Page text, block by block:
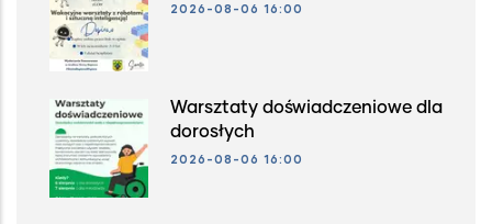
2026-08-06 16:00
Warsztaty doświadczeniowe dla
dorosłych
2026-08-06 16:00